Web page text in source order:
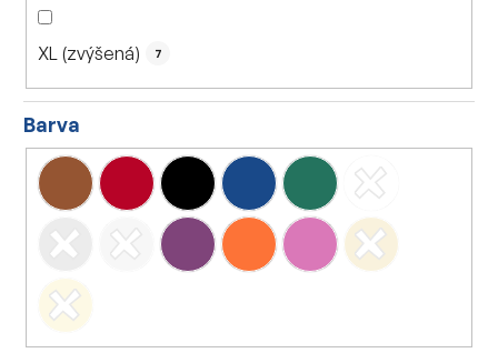
XL (zvýšená) 7
Barva